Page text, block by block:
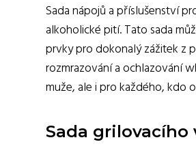
Sada nápojů a příslušenství
alkoholické pití. Tato sada
prvky pro dokonalý zážitek z
rozmrazování a ochlazování
muže, ale i pro každého, kdo
Sada